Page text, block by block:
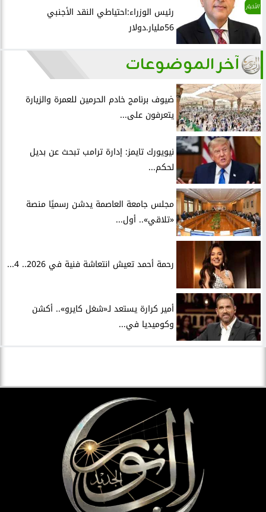
الأخبار
رئيس الوزراء:احتياطي النقد الأجنبي
56مليار.دولار
آخر الموضوعات
ضيوف برنامج خادم الحرمين للعمرة والزيارة
يتعرفون على...
نيويورك تايمز: إدارة ترامب تبحث عن بديل
لحكم...
مجلس جامعة العاصمة يدشن رسميًا منصة
«تلاقي».. أول...
رحمة أحمد تعيش انتعاشة فنية في 2026.. 4...
أمير كرارة يستعد لـ«شغل كايرو».. أكشن
وكوميديا في...